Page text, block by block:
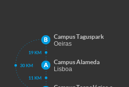
Campus Taguspark
Oeiras
Campus Alameda
Lisboa